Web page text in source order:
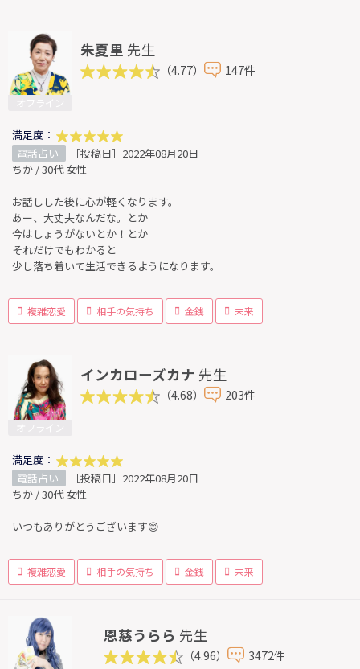
朱夏里 先生
（4.77） 147件
満足度：
電話占い
［投稿日］2022年08月20日
ちか / 30代 女性
お話しした後に心が軽くなります。
あー、大丈夫なんだな。とか
今はしょうがないとか！とか
それだけでもわかると
少し落ち着いて生活できるようになります。
複雑恋愛 相手の気持ち 金銭 未来
インカローズカナ 先生
（4.68） 203件
満足度：
電話占い
［投稿日］2022年08月20日
ちか / 30代 女性
いつもありがとうございます😊
複雑恋愛 相手の気持ち 金銭 未来
恩慈うらら 先生
（4.96） 3472件